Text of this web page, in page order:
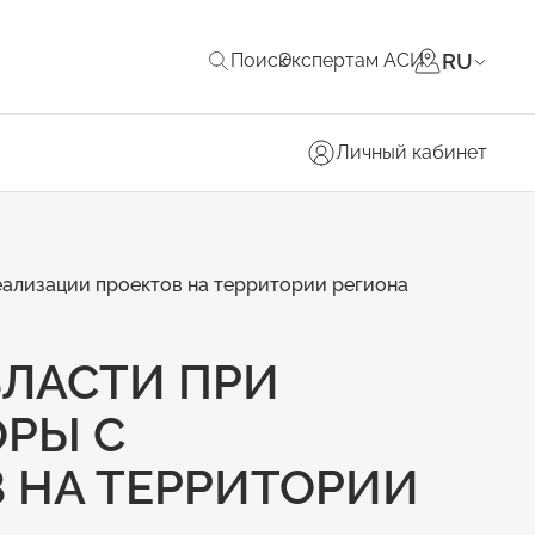
ПоискЭкспертам АСИ RU
Личный кабинет
проектов на территории региона
ПРИ
С
ТЕРРИТОРИИ